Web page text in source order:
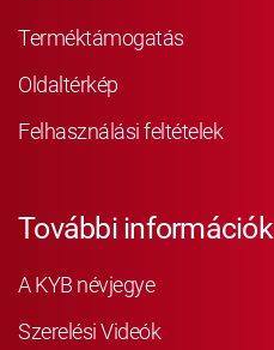
Terméktámogatás
Oldaltérkép
Felhasználási feltételek
További információk
A KYB névjegye
Szerelési Videók